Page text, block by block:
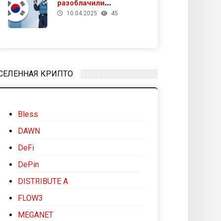
разоблачили
подпольное казино
10.04.2025 45
КРИПТО
Bless
DAWN
DeFi
DePin
DISTRIBUTE A
FLOW3
MEGANET